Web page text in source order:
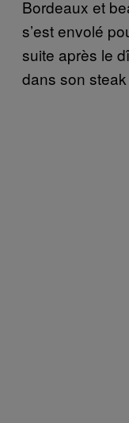
Bordeaux et
s’est envolé
suite après le
dans son